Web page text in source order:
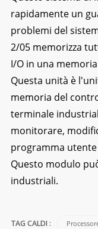
rapidamente un
problemi del
2/05 memorizza
I/O in una
Questa unità è
memoria del
terminale
monitorare,
programma
Questo modulo
industriali.
TAG CALDI :